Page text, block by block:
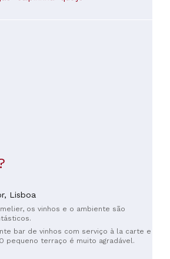
Lisboa
os vinhos e o ambiente são
bar de vinhos com serviço à la carte e
pequeno terraço é muito agradável.